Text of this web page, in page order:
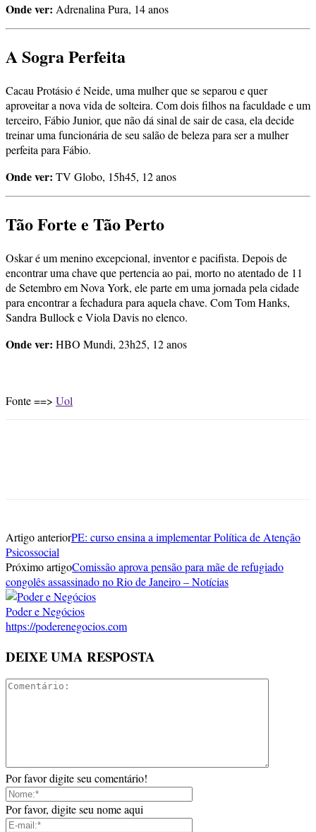
Onde ver: Adrenalina Pura, 14 anos
A Sogra Perfeita
Cacau Protásio é Neide, uma mulher que se separou e quer
aproveitar a nova vida de solteira. Com dois filhos na faculdade e um
terceiro, Fábio Junior, que não dá sinal de sair de casa, ela decide
treinar uma funcionária de seu salão de beleza para ser a mulher
perfeita para Fábio.
Onde ver: TV Globo, 15h45, 12 anos
Tão Forte e Tão Perto
Oskar é um menino excepcional, inventor e pacifista. Depois de
encontrar uma chave que pertencia ao pai, morto no atentado de 11
de Setembro em Nova York, ele parte em uma jornada pela cidade
para encontrar a fechadura para aquela chave. Com Tom Hanks,
Sandra Bullock e Viola Davis no elenco.
Onde ver: HBO Mundi, 23h25, 12 anos
Fonte ==> Uol
Artigo anteriorPE: curso ensina a implementar Política de Atenção
Psicossocial
Próximo artigoComissão aprova pensão para mãe de refugiado
congolês assassinado no Rio de Janeiro – Notícias
Poder e Negócios
https://poderenegocios.com
DEIXE UMA RESPOSTA
Por favor digite seu comentário!
Por favor, digite seu nome aqui